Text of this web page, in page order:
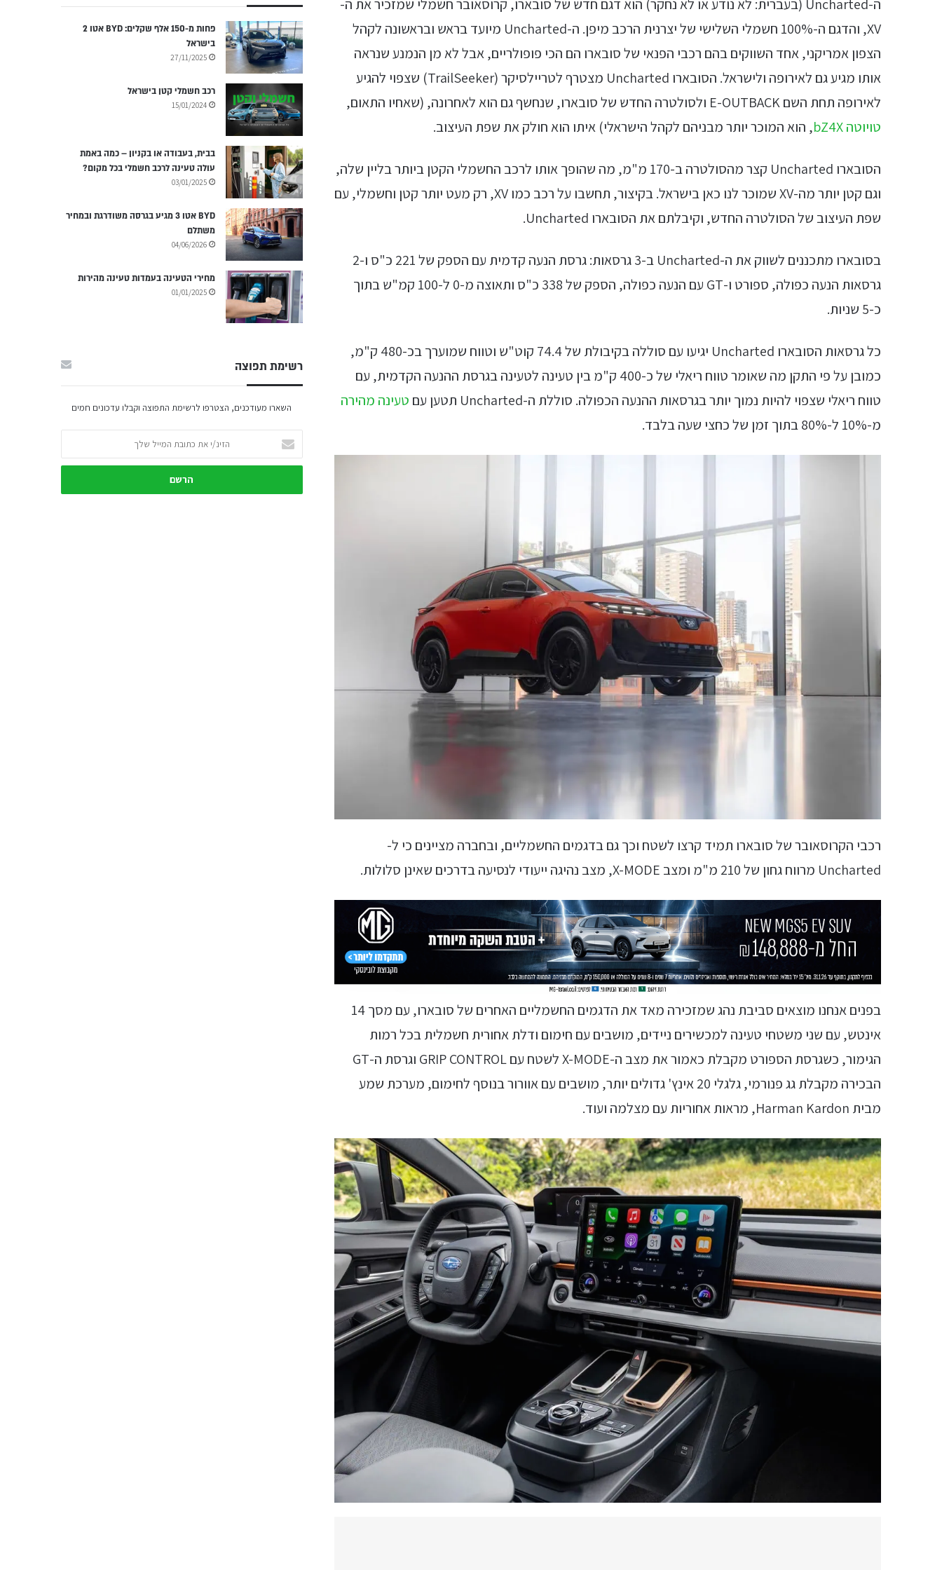
ה-Uncharted (בעברית: לא נודע או לא נחקר) הוא דגם חדש של סובארו, קרוסאובר חשמלי שמזכיר את ה-
XV, והדגם ה-100% חשמלי השלישי של יצרנית הרכב מיפן. ה-Uncharted מיועד בראש ובראשונה לקהל
הצפון אמריקני, אחד השווקים בהם רכבי הפנאי של סובארו הם הכי פופולריים, אבל לא מן הנמנע שנראה
אותו מגיע גם לאירופה ולישראל. הסובארו Uncharted מצטרף לטריילסיקר (TrailSeeker) שצפוי להגיע
לאירופה תחת השם E-OUTBACK ולסולטרה החדש של סובארו, שנחשף גם הוא לאחרונה, (שאחיו התאום,
טויוטה bZ4X
, הוא המוכר יותר מבניהם לקהל הישראלי) איתו הוא חולק את שפת העיצוב.
הסובארו Uncharted קצר מהסולטרה ב-170 מ"מ, מה שהופך אותו לרכב החשמלי הקטן ביותר בליין שלה,
וגם קטן יותר מה-XV שמוכר לנו כאן בישראל. בקיצור, תחשבו על רכב כמו XV, רק מעט יותר קטן וחשמלי, עם
שפת העיצוב של הסולטרה החדש, וקיבלתם את הסובארו Uncharted.
בסובארו מתכננים לשווק את ה-Uncharted ב-3 גרסאות: גרסת הנעה קדמית עם הספק של 221 כ"ס ו-2
גרסאות הנעה כפולה, ספורט ו-GT עם הנעה כפולה, הספק של 338 כ"ס ותאוצה מ-0 ל-100 קמ"ש בתוך
כ-5 שניות.
כל גרסאות הסובארו Uncharted יגיעו עם סוללה בקיבולת של 74.4 קוט"ש וטווח שמוערך בכ-480 ק"מ,
כמובן על פי התקן מה שאומר טווח ריאלי של כ-400 ק"מ בין טעינה לטעינה בגרסת ההנעה הקדמית, עם
טווח ריאלי שצפוי להיות נמוך יותר בגרסאות ההנעה הכפולה. סוללת ה-Uncharted תטען עם
טעינה מהירה
מ-10% ל-80% בתוך זמן של כחצי שעה בלבד.
רכבי הקרוסאובר של סובארו תמיד קרצו לשטח וכך גם בדגמים החשמליים, ובחברה מציינים כי ל-
Uncharted מרווח גחון של 210 מ"מ ומצב X-MODE, מצב נהיגה ייעודי לנסיעה בדרכים שאינן סלולות.
בפנים אנחנו מוצאים סביבת נהג שמזכירה מאד את הדגמים החשמליים האחרים של סובארו, עם מסך 14
אינטש, עם שני משטחי טעינה למכשירים ניידים, מושבים עם חימום ודלת אחורית חשמלית בכל רמות
הגימור, כשגרסת הספורט מקבלת כאמור את מצב ה-X-MODE לשטח עם GRIP CONTROL וגרסת ה-GT
הבכירה מקבלת גג פנורמי, גלגלי 20 אינץ' גדולים יותר, מושבים עם אוורור בנוסף לחימום, מערכת שמע
מבית Harman Kardon, מראות אחוריות עם מצלמה ועוד.
פחות מ-150 אלף שקלים: BYD אטו 2
בישראל
27/11/2025
רכב חשמלי קטן בישראל
15/01/2024
בבית, בעבודה או בקניון – כמה באמת
עולה טעינה לרכב חשמלי בכל מקום?
03/01/2025
BYD אטו 3 מגיע בגרסה משודרגת ובמחיר
משתלם
04/06/2026
מחירי הטעינה בעמדות טעינה מהירות
01/01/2025
רשימת תפוצה
השארו מעודכנים, הצטרפו לרשימת התפוצה וקבלו עדכונים חמים
את
כתובת
שלך